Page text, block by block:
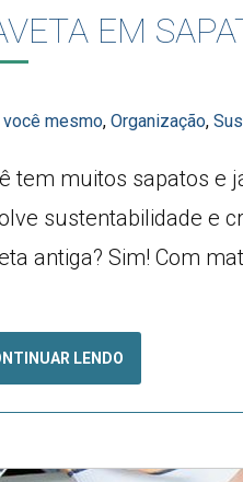
EM
você mesmo, Organização,
tem muitos sapatos e
sustentabilidade e
antiga? Sim! Com
LENDO